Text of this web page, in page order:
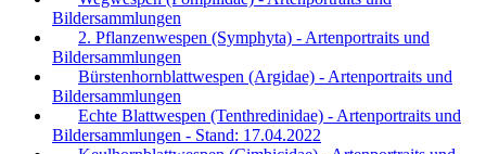
Bildersammlungen
2. Pflanzenwespen (Symphyta) - Artenportraits und
Bildersammlungen
Bürstenhornblattwespen (Argidae) - Artenportraits und
Bildersammlungen
Echte Blattwespen (Tenthredinidae) - Artenportraits und
Bildersammlungen - Stand: 17.04.2022